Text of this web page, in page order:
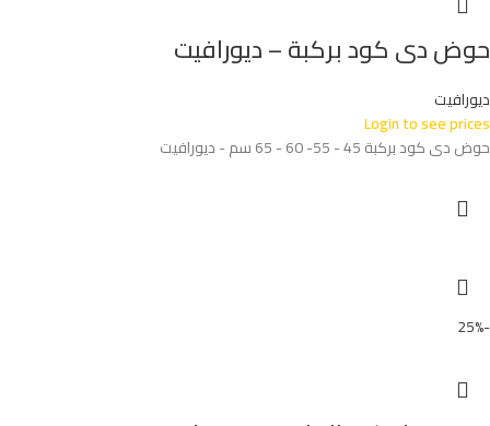
حوض دى كود بركبة – ديورافيت
ديورافيت
Login to see prices
حوض دى كود بركبة 45 - 55- 60 - 65 سم - ديورافيت
-25%